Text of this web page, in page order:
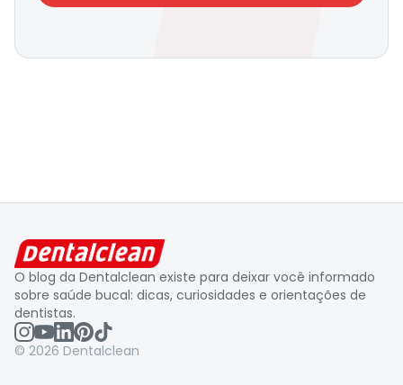
O blog da Dentalclean existe para deixar você informado
sobre saúde bucal: dicas, curiosidades e orientações de
dentistas.
© 2026 Dentalclean